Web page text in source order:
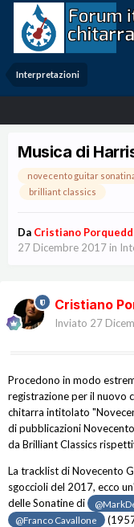
Interpretazioni
Musica di
novecento guitar
brilliant classics
Da Cristiano
27 Dicembre 2017 in
Cristiano
Inviato 27
Procedono in modo
registrazione per il nuovo
chitarra intitolato
di pubblicazioni
da Brilliant Classics
La tracklist di Novecento
sgoccioli del 2017, ecco
delle Sonatine di
@Franco Cavallone